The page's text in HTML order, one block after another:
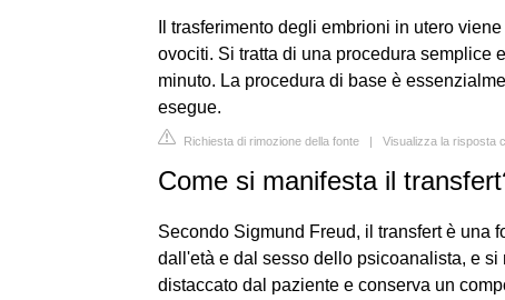
Il trasferimento degli embrioni in utero
ovociti. Si tratta di una procedura semplice
minuto. La procedura di base è
esegue.
Richiesta di rimozione della fonte | Visualizza la risposta
Come si manifesta il
Secondo Sigmund Freud, il transfert è una
dall'età e dal sesso dello psicoanalista, e
distaccato dal paziente e conserva un